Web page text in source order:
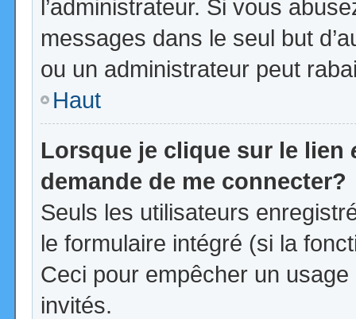
l’administrateur. Si vous
messages dans le seul but
ou un administrateur peut
Haut
Lorsque je clique sur le lien
demande de me connecter?
Seuls les utilisateurs
le formulaire intégré (si la
Ceci pour empêcher un
invités.